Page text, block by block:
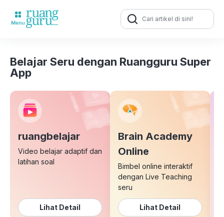
Search
for:
Belajar Seru dengan Ruangguru Super
App
ruangbelajar
Video belajar adaptif dan
latihan soal
Lihat Detail
Brain Academy
Online
Bimbel online interaktif
dengan Live Teaching
seru
Lihat Detail